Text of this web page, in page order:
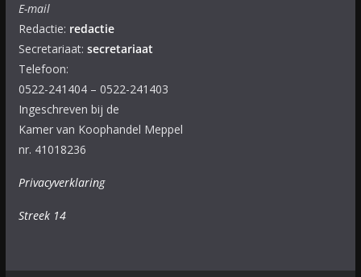
E-mail
Redactie: redactie
Secretariaat: secretariaat
Telefoon:
0522-241404 – 0522-241403
Ingeschreven bij de
Kamer van Koophandel Meppel
nr. 41018236
Privacyverklaring
Streek 14